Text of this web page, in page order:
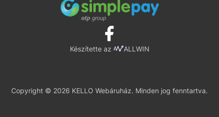
Készítette az ALLWIN
Copyright © 2026 KELLO Webáruház. Minden jog fenntartva.